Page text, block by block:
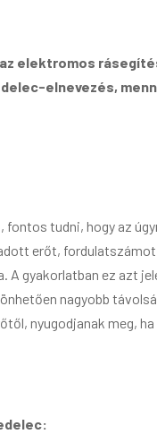
elektromos
elnevezés,
tudni, hogy az
erőt,
gyakorlatban ez azt
nagyobb
nyugodjanak meg,